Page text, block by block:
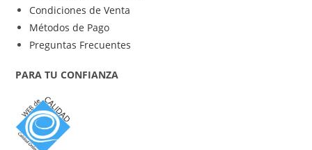
Condiciones de Venta
Métodos de Pago
Preguntas Frecuentes
PARA TU CONFIANZA